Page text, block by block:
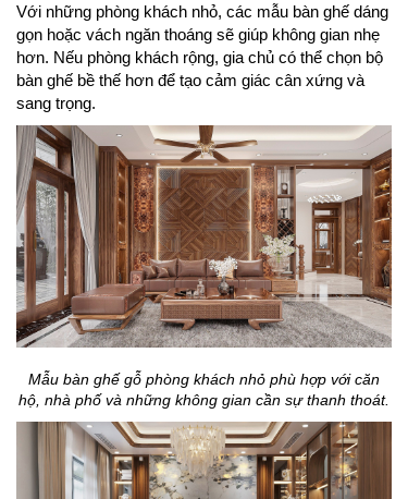
Với những phòng khách nhỏ, các mẫu bàn ghế dáng
gọn hoặc vách ngăn thoáng sẽ giúp không gian nhẹ
hơn. Nếu phòng khách rộng, gia chủ có thể chọn bộ
bàn ghế bề thế hơn để tạo cảm giác cân xứng và
sang trọng.
Mẫu bàn ghế gỗ phòng khách nhỏ phù hợp với căn
hộ, nhà phố và những không gian cần sự thanh thoát.